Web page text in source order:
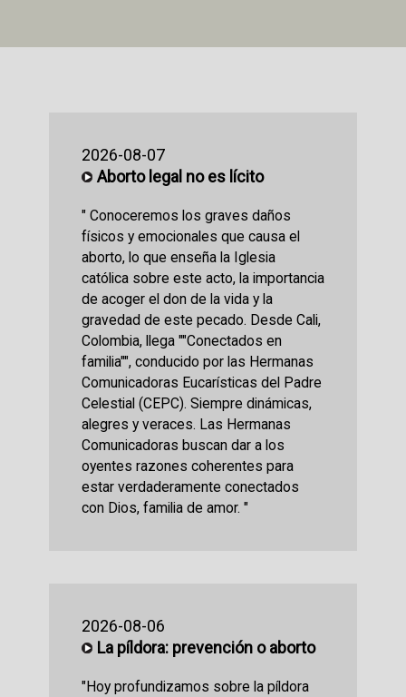
2026-08-07
Aborto legal no es lícito
" Conoceremos los graves daños
físicos y emocionales que causa el
aborto, lo que enseña la Iglesia
católica sobre este acto, la importancia
de acoger el don de la vida y la
gravedad de este pecado. Desde Cali,
Colombia, llega ""Conectados en
familia"", conducido por las Hermanas
Comunicadoras Eucarísticas del Padre
Celestial (CEPC). Siempre dinámicas,
alegres y veraces. Las Hermanas
Comunicadoras buscan dar a los
oyentes razones coherentes para
estar verdaderamente conectados
con Dios, familia de amor. "
2026-08-06
La píldora: prevención o aborto
"Hoy profundizamos sobre la píldora